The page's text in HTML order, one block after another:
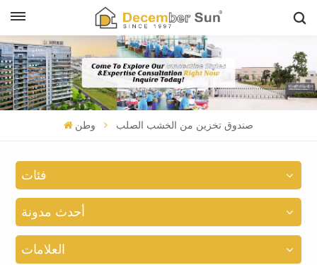
وطن صندوق تخزين من الخشب الصلب
فئات
أحدث مدونة
العلامات